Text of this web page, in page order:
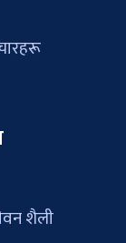
शैली